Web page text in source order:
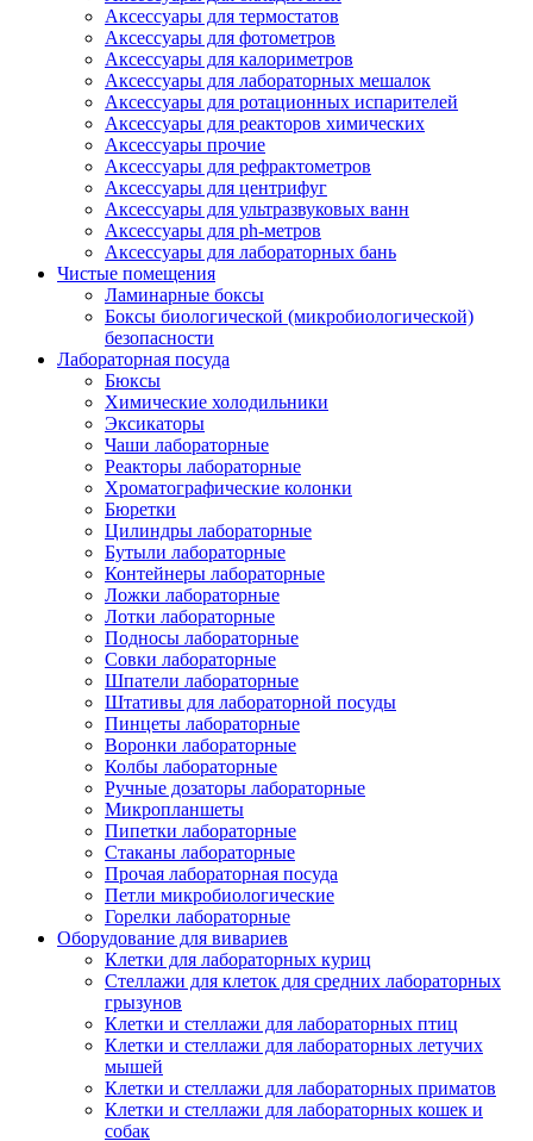
Аксессуары для термостатов
Аксессуары для фотометров
Аксессуары для калориметров
Аксессуары для лабораторных мешалок
Аксессуары для ротационных испарителей
Аксессуары для реакторов химических
Аксессуары прочие
Аксессуары для рефрактометров
Аксессуары для центрифуг
Аксессуары для ультразвуковых ванн
Аксессуары для ph-метров
Аксессуары для лабораторных бань
Чистые помещения
Ламинарные боксы
Боксы биологической (микробиологической)
безопасности
Лабораторная посуда
Бюксы
Химические холодильники
Эксикаторы
Чаши лабораторные
Реакторы лабораторные
Хроматографические колонки
Бюретки
Цилиндры лабораторные
Бутыли лабораторные
Контейнеры лабораторные
Ложки лабораторные
Лотки лабораторные
Подносы лабораторные
Совки лабораторные
Шпатели лабораторные
Штативы для лабораторной посуды
Пинцеты лабораторные
Воронки лабораторные
Колбы лабораторные
Ручные дозаторы лабораторные
Микропланшеты
Пипетки лабораторные
Стаканы лабораторные
Прочая лабораторная посуда
Петли микробиологические
Горелки лабораторные
Оборудование для вивариев
Клетки для лабораторных куриц
Стеллажи для клеток для средних лабораторных
грызунов
Клетки и стеллажи для лабораторных птиц
Клетки и стеллажи для лабораторных летучих
мышей
Клетки и стеллажи для лабораторных приматов
Клетки и стеллажи для лабораторных кошек и
собак